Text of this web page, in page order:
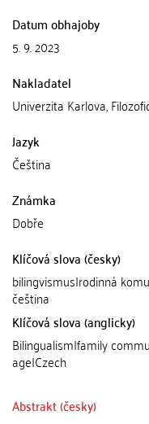
Datum obhajoby
5. 9. 2023
Nakladatel
Univerzita Karlova,
Jazyk
Čeština
Známka
Dobře
Klíčová slova (česky)
bilingvismus|rodinná
čeština
Klíčová slova (anglicky)
Bilingualism|family
age|Czech
Abstrakt (česky)